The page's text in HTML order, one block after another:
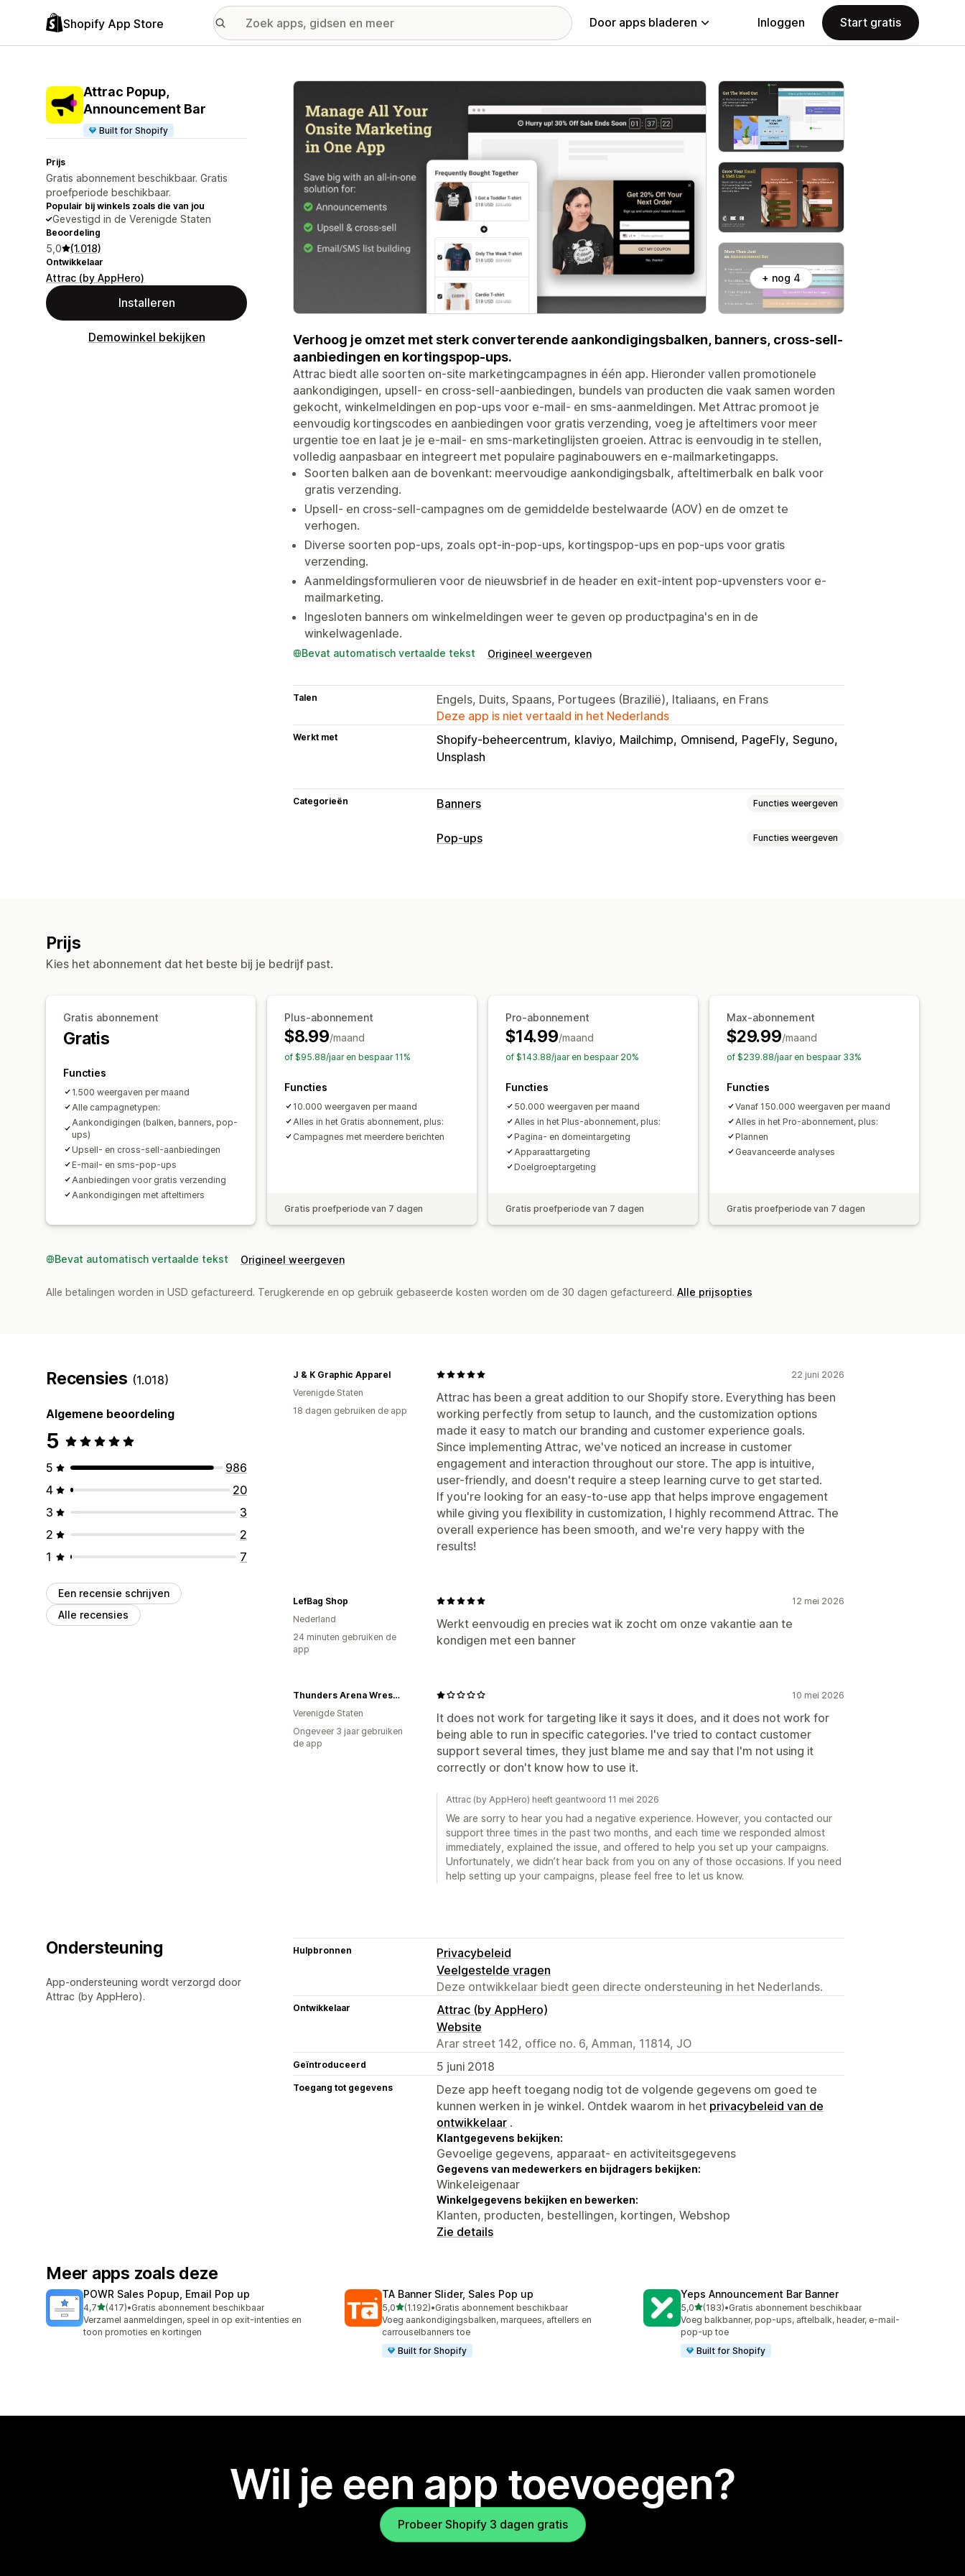
Shopify App Store Door apps bladeren Inloggen Start gratis
Attrac Popup,
Announcement Bar
Built for Shopify
Prijs
Gratis abonnement beschikbaar. Gratis
proefperiode beschikbaar.
Populair bij winkels zoals die van jou
Gevestigd in de Verenigde Staten
Beoordeling
5,0 (1.018)
Ontwikkelaar
Attrac (by AppHero)
Installeren
Demowinkel bekijken
Galerij met uitgelichte afbeeldingen
+ nog 4
Verhoog je omzet met sterk converterende aankondigingsbalken, banners, cross-sell-
aanbiedingen en kortingspop-ups.
Attrac biedt alle soorten on-site marketingcampagnes in één app. Hieronder vallen promotionele
aankondigingen, upsell- en cross-sell-aanbiedingen, bundels van producten die vaak samen worden
gekocht, winkelmeldingen en pop-ups voor e-mail- en sms-aanmeldingen. Met Attrac promoot je
eenvoudig kortingscodes en aanbiedingen voor gratis verzending, voeg je afteltimers voor meer
urgentie toe en laat je je e-mail- en sms-marketinglijsten groeien. Attrac is eenvoudig in te stellen,
volledig aanpasbaar en integreert met populaire paginabouwers en e-mailmarketingapps.
Soorten balken aan de bovenkant: meervoudige aankondigingsbalk, afteltimerbalk en balk voor
gratis verzending.
Upsell- en cross-sell-campagnes om de gemiddelde bestelwaarde (AOV) en de omzet te
verhogen.
Diverse soorten pop-ups, zoals opt-in-pop-ups, kortingspop-ups en pop-ups voor gratis
verzending.
Aanmeldingsformulieren voor de nieuwsbrief in de header en exit-intent pop-upvensters voor e-
mailmarketing.
Ingesloten banners om winkelmeldingen weer te geven op productpagina's en in de
winkelwagenlade.
Bevat automatisch vertaalde tekst Origineel weergeven
Talen
Engels, Duits, Spaans, Portugees (Brazilië), Italiaans, en Frans
Deze app is niet vertaald in het Nederlands
Werkt met Shopify-beheercentrum klaviyo Mailchimp Omnisend PageFly Seguno
Unsplash
Categorieën Banners Functies weergeven
Soorten banners
Gedragstargeting
Analytics en rapportage
Gedrag volgen
Prestaties volgen
Analytics in real time
Pop-ups Functies weergeven
Lokalisatie
Sms-opnamelijst
Triggers en regels Targeting
Rapportage
Tracking
Prijs
Kies het abonnement dat het beste bij je bedrijf past.
Gratis abonnement
Gratis
Functies
1.500 weergaven per maand
Alle campagnetypen:
Aankondigingen (balken, banners, pop-
ups)
Upsell- en cross-sell-aanbiedingen
E-mail- en sms-pop-ups
Aanbiedingen voor gratis verzending
Aankondigingen met afteltimers
Plus-abonnement
$8.99/maand
of $95.88/jaar en bespaar 11%
Functies
10.000 weergaven per maand
Alles in het Gratis abonnement, plus:
Campagnes met meerdere berichten
Gratis proefperiode van 7 dagen
Pro-abonnement
$14.99/maand
of $143.88/jaar en bespaar 20%
Functies
50.000 weergaven per maand
Alles in het Plus-abonnement, plus:
Pagina- en domeintargeting
Apparaattargeting
Doelgroeptargeting
Gratis proefperiode van 7 dagen
Max-abonnement
$29.99/maand
of $239.88/jaar en bespaar 33%
Functies
Vanaf 150.000 weergaven per maand
Alles in het Pro-abonnement, plus:
Plannen
Geavanceerde analyses
Gratis proefperiode van 7 dagen
Bevat automatisch vertaalde tekst Origineel weergeven
Alle betalingen worden in USD gefactureerd. Terugkerende en op gebruik gebaseerde kosten worden om de 30 dagen gefactureerd. Alle prijsopties
Recensies (1.018)
Algemene beoordeling
5
5
986
4
20
3
3
2
2
1
7
Een recensie schrijven
Alle recensies
22 juni 2026
Attrac has been a great addition to our Shopify store. Everything has been
working perfectly from setup to launch, and the customization options
made it easy to match our branding and customer experience goals.
Since implementing Attrac, we've noticed an increase in customer
engagement and interaction throughout our store. The app is intuitive,
user-friendly, and doesn't require a steep learning curve to get started.
If you're looking for an easy-to-use app that helps improve engagement
while giving you flexibility in customization, I highly recommend Attrac. The
overall experience has been smooth, and we're very happy with the
results!
J & K Graphic Apparel
Verenigde Staten
18 dagen gebruiken de app
12 mei 2026
Werkt eenvoudig en precies wat ik zocht om onze vakantie aan te
kondigen met een banner
LefBag Shop
Nederland
24 minuten gebruiken de
app
10 mei 2026
It does not work for targeting like it says it does, and it does not work for
being able to run in specific categories. I've tried to contact customer
support several times, they just blame me and say that I'm not using it
correctly or don't know how to use it.
Thunders Arena Wrestling
Verenigde Staten
Ongeveer 3 jaar gebruiken
de app
Attrac (by AppHero) heeft geantwoord 11 mei 2026
We are sorry to hear you had a negative experience. However, you contacted our
support three times in the past two months, and each time we responded almost
immediately, explained the issue, and offered to help you set up your campaigns.
Unfortunately, we didn’t hear back from you on any of those occasions. If you need
help setting up your campaigns, please feel free to let us know.
Ondersteuning
App-ondersteuning wordt verzorgd door
Attrac (by AppHero).
Hulpbronnen
Privacybeleid
Veelgestelde vragen
Deze ontwikkelaar biedt geen directe ondersteuning in het Nederlands.
Ontwikkelaar
Attrac (by AppHero)
Website
Arar street 142, office no. 6, Amman, 11814, JO
Geïntroduceerd 5 juni 2018
Toegang tot gegevens
Deze app heeft toegang nodig tot de volgende gegevens om goed te
kunnen werken in je winkel. Ontdek waarom in het privacybeleid van de
ontwikkelaar .
Klantgegevens bekijken:
Gevoelige gegevens, apparaat- en activiteitsgegevens
Gegevens van medewerkers en bijdragers bekijken:
Winkeleigenaar
Winkelgegevens bekijken en bewerken:
Klanten, producten, bestellingen, kortingen, Webshop
Zie details
Meer apps zoals deze
POWR Sales Popup, Email Pop up
4,7van 5 sterren
(417)
417 recensies in totaal
•Gratis abonnement beschikbaar
Verzamel aanmeldingen, speel in op exit-intenties en
toon promoties en kortingen
TA Banner Slider, Sales Pop up
5,0van 5 sterren
(1.192)
1192 recensies in totaal
•Gratis abonnement beschikbaar
Voeg aankondigingsbalken, marquees, aftellers en
carrouselbanners toe
Built for Shopify
Yeps Announcement Bar Banner
5,0van 5 sterren
(183)
183 recensies in totaal
•Gratis abonnement beschikbaar
Voeg balkbanner, pop-ups, aftelbalk, header, e-mail-
pop-up toe
Built for Shopify
Wil je een app toevoegen?
Probeer Shopify 3 dagen gratis